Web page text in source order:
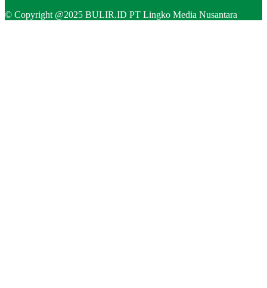
© Copyright @2025 BULIR.ID PT Lingko Media Nusantara